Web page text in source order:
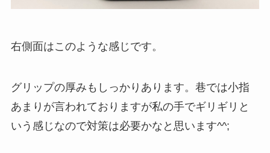
右側面はこのような感じです。
グリップの厚みもしっかりあります。巷では小指
あまりが言われておりますが私の手でギリギリと
いう感じなので対策は必要かなと思います^^;